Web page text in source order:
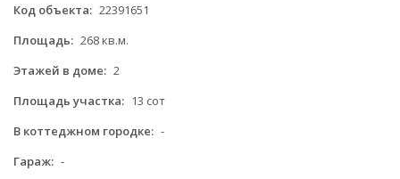
Код объекта: 22391651
Площадь: 268 кв.м.
Этажей в доме: 2
Площадь участка: 13 сот
В коттеджном городке: -
Гараж: -